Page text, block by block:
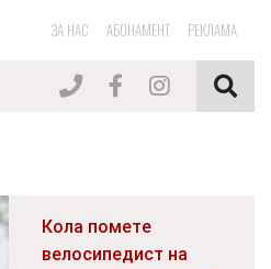
ЗА НАС АБОНАМЕНТ РЕКЛАМА
Кола помете
велосипедист на